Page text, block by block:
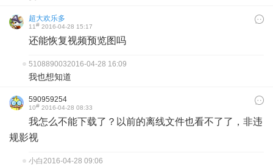
超大欢乐多
11# 2016-04-28 15:17
还能恢复视频预览图吗
5108890032016-04-28 16:09
我也想知道
590959254
10# 2016-04-28 08:33
我怎么不能下载了？以前的离线文件也看不了了，非违
规影视
小白2016-04-28 09:06